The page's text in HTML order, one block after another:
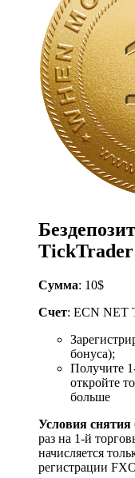
TickTrader
Сумма: 10$
Счет: ECN NET
бонуса);
Получите
откройте
больше
Условия снятия
раз на 1-й
начисляется
регистрации